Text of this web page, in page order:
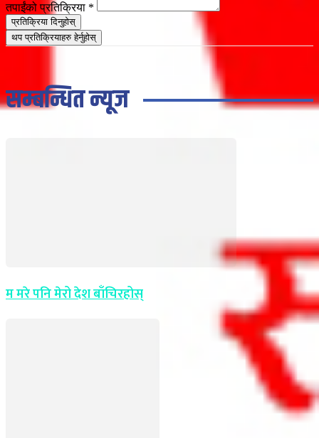
तपाईंको प्रतिक्रिया *
प्रतिक्रिया दिनुहोस्
थप प्रतिक्रियाहरु हेर्नुहोस्
सम्बन्धित न्यूज
म मरे पनि मेरो देश बाँचिरहोस्